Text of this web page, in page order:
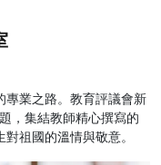
專業之路。教育評議會新
，集結教師精心撰寫的
祖國的溫情與敬意。